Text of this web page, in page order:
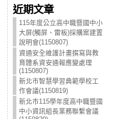
近期文章
115年度公立高中職暨國中小
大屏(觸屏、雷板)採購案建置
說明會(1150807)
資通安全維護計畫撰寫與教
育體系資安通報應變處理
(1150807)
新北市智慧學習典範學校工
作會議(1150819)
新北市115學年度高中職暨國
中小資訊組長業務聯繫會議